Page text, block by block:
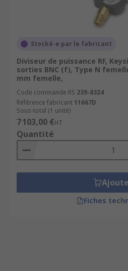
Stocké-e par le fabricant
Diviseur de puissance RF,
sorties BNC (f), Type N
mm femelle,
Code commande RS 239-8324
Référence fabricant 11667D
Sous-total (1 unité)
7 103,00 €HT
Quantité
Fiches